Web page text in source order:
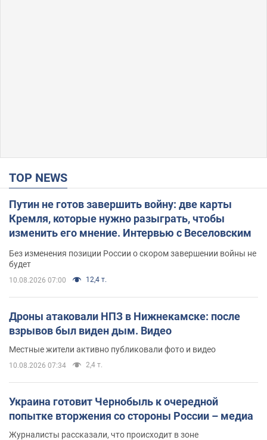
TOP NEWS
Путин не готов завершить войну: две карты
Кремля, которые нужно разыграть, чтобы
изменить его мнение. Интервью с Веселовским
Без изменения позиции России о скором завершении войны не
будет
10.08.2026 07:00 12,4 т.
Дроны атаковали НПЗ в Нижнекамске: после
взрывов был виден дым. Видео
Местные жители активно публиковали фото и видео
10.08.2026 07:34 2,4 т.
Украина готовит Чернобыль к очередной
попытке вторжения со стороны России – медиа
Журналисты рассказали, что происходит в зоне